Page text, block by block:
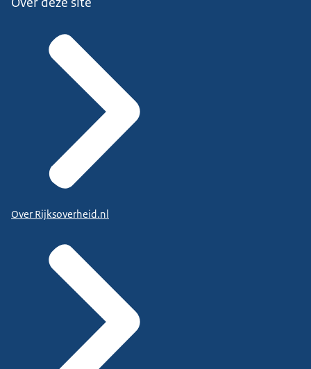
Over Rijksoverheid.nl